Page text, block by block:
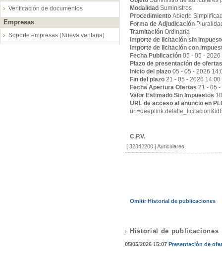
Verificación de documentos
Empresas
Soporte empresas (Nueva ventana)
Modalidad Suministros
Procedimiento Abierto
Forma de Adjudicación
Tramitación Ordinaria
Importe de licitación sin
Importe de licitación con
Fecha Publicación 05 - 05 - 2026
Plazo de presentación de ofertas
Inicio del plazo 05 - 05 - 2026
Fin del plazo 21 - 05 - 2026 14:00
Fecha Apertura Ofertas 21 - 05
Valor Estimado Sin Impuestos
URL de acceso al anuncio en
C.P.V.
[ 32342200 ]Auriculares.
Omitir Historial de publicaciones
Historial de publicaciones
05/05/2026 15:07 Presentación de